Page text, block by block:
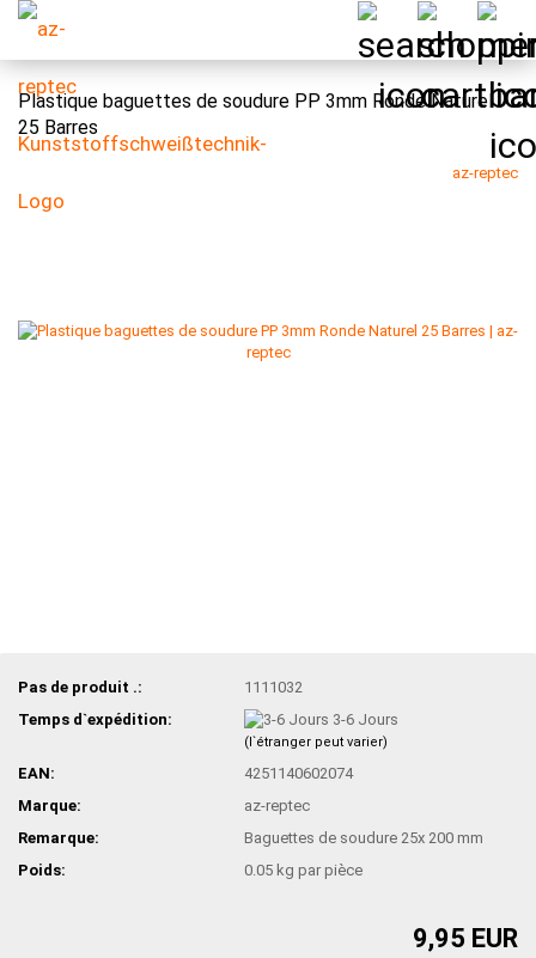
Plastique baguettes de soudure PP 3mm Ronde Naturel
25 Barres
az-reptec
Pas de produit .:
1111032
Temps d`expédition:
3-6 Jours
(l`étranger peut varier)
EAN:
4251140602074
Marque:
az-reptec
Remarque:
Baguettes de soudure 25x 200 mm
Poids:
0.05 kg par pièce
9,95 EUR